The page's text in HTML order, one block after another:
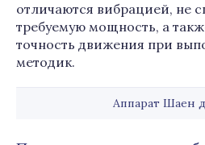
отличаются вибрацией, не
требуемую мощность, а
точность движения при
методик.
Аппарат Шаен